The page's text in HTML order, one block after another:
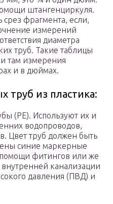
штангенциркуля.
фрагмента, если,
измерений
диаметра
труб. Такие таблицы
там измерения
и в дюймах.
труб из пластика:
(РЕ). Используют их и
водопроводов,
Цвет труб должен быть
синие маркерные
фитингов или же
канализации
давления (ПВД) и